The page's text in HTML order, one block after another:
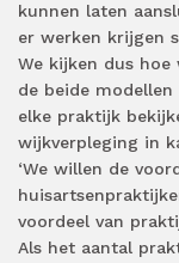
kunnen laten
er werken krijgen
We kijken dus
de beide
elke praktijk
wijkverpleging in
‘We willen de
voordeel van
Als het aantal